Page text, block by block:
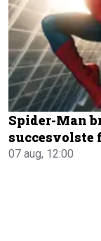
Spider-Man
succesvolste
07 aug, 12:00